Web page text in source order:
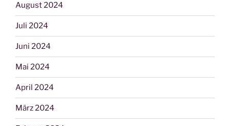
August 2024
Juli 2024
Juni 2024
Mai 2024
April 2024
März 2024